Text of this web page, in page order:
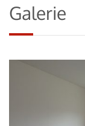
Galerie